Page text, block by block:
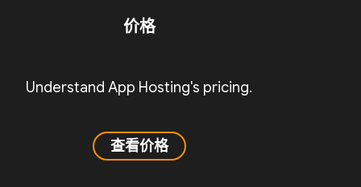
价格
Understand App Hosting's pricing.
查看价格